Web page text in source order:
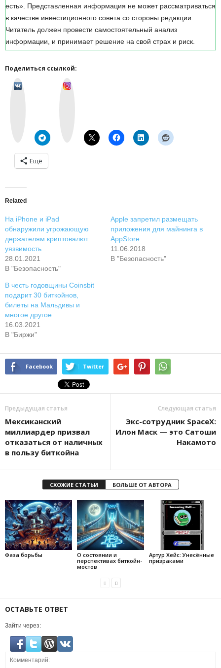
есть». Представленная информация не может рассматриваться
в качестве инвестиционного совета со стороны редакции.
Читатель должен провести самостоятельный анализ
информации, и принимает решение на свой страх и риск.
Поделиться ссылкой:
Ещё
Related
На iPhone и iPad
обнаружили угрожающую
держателям криптовалют
уязвимость
28.01.2021
В "Безопасность"
Apple запретил размещать
приложения для майнинга в
AppStore
11.06.2018
В "Безопасность"
В честь годовщины Coinsbit
подарит 30 биткойнов,
билеты на Мальдивы и
многое другое
16.03.2021
В "Биржи"
Facebook Twitter
Предыдущая статья
Мексиканский
миллиардер призвал
отказаться от наличных
в пользу биткойна
Следующая статья
Экс-сотрудник SpaceX:
Илон Маск — это Сатоши
Накамото
СХОЖИЕ СТАТЬИ БОЛЬШЕ ОТ АВТОРА
Фаза борьбы
О состоянии и
перспективах биткойн-
мостов
Артур Хейс: Унесённые
призраками
ОСТАВЬТЕ ОТВЕТ
Зайти через: